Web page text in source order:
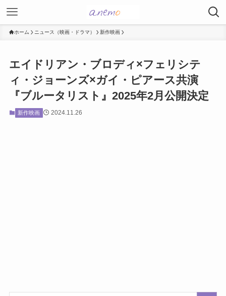
ホーム ニュース（映画・ドラマ） 新作映画
エイドリアン・ブロディ×フェリシテ
ィ・ジョーンズ×ガイ・ピアース共演
『ブルータリスト』2025年2月公開決定
新作映画 2024.11.26